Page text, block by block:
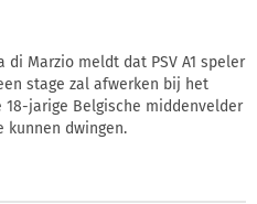
Marzio meldt dat PSV A1 speler
stage zal afwerken bij het
jarige Belgische middenvelder
dwingen.